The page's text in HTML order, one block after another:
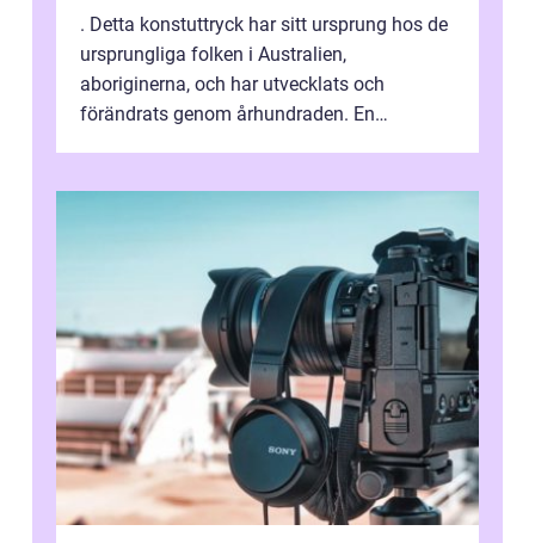
. Detta konstuttryck har sitt ursprung hos de
ursprungliga folken i Australien,
aboriginerna, och har utvecklats och
förändrats genom århundraden. En